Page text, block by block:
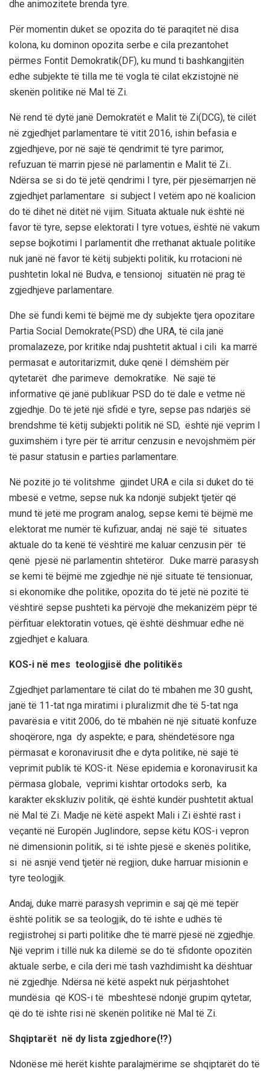
dhe animozitete brenda tyre.
Për momentin duket se opozita do të paraqitet në disa
kolona, ku dominon opozita serbe e cila prezantohet
përmes Fontit Demokratik(DF), ku mund ti bashkangjitën
edhe subjekte të tilla me të vogla të cilat ekzistojnë në
skenën politike në Mal të Zi.
Në rend të dytë janë Demokratët e Malit të Zi(DCG), të cilët
në zgjedhjet parlamentare të vitit 2016, ishin befasia e
zgjedhjeve, por në sajë të qendrimit të tyre parimor,
refuzuan të marrin pjesë në parlamentin e Malit të Zi..
Ndërsa se si do të jetë qendrimi I tyre, për pjesëmarrjen në
zgjedhjet parlamentare si subject I vetëm apo në koalicion
do të dihet në ditët në vijim. Situata aktuale nuk është në
favor të tyre, sepse elektorati I tyre votues, është në vakum
sepse bojkotimi I parlamentit dhe rrethanat aktuale politike
nuk janë në favor të këtij subjekti politik, ku rrotacioni në
pushtetin lokal në Budva, e tensionoj situatën në prag të
zgjedhjeve parlamentare.
Dhe së fundi kemi të bëjmë me dy subjekte tjera opozitare
Partia Social Demokrate(PSD) dhe URA, të cila janë
promalazeze, por kritike ndaj pushtetit aktual i cili ka marrë
permasat e autoritarizmit, duke qenë I dëmshëm për
qytetarët dhe parimeve demokratike. Në sajë të
informative që janë publikuar PSD do të dale e vetme në
zgjedhje. Do të jetë një sfidë e tyre, sepse pas ndarjës së
brendshme të këtij subjekti politik në SD, është një veprim I
guximshëm i tyre për të arritur cenzusin e nevojshmëm për
të pasur statusin e parties parlamentare.
Në pozitë jo të volitshme gjindet URA e cila si duket do të
mbesë e vetme, sepse nuk ka ndonjë subjekt tjetër që
mund të jetë me program analog, sepse kemi të bëjmë me
elektorat me numër të kufizuar, andaj në sajë të situates
aktuale do ta kenë të vështirë me kaluar cenzusin për të
qenë pjesë në parlamentin shtetëror. Duke marrë parasysh
se kemi të bëjmë me zgjedhje në një situate të tensionuar,
si ekonomike dhe politike, opozita do të jetë në pozitë të
vështirë sepse pushteti ka përvojë dhe mekanizëm pëpr të
përfituar elektoratin votues, që është dëshmuar edhe në
zgjedhjet e kaluara.
KOS-i në mes teologjisë dhe politikës
Zgjedhjet parlamentare të cilat do të mbahen me 30 gusht,
janë të 11-tat nga miratimi i pluralizmit dhe të 5-tat nga
pavarësia e vitit 2006, do të mbahën në një situatë konfuze
shoqërore, nga dy aspekte; e para, shëndetësore nga
përmasat e koronavirusit dhe e dyta politike, në sajë të
veprimit publik të KOS-it. Nëse epidemia e koronavirusit ka
përmasa globale, veprimi kishtar ortodoks serb, ka
karakter ekskluziv politik, që është kundër pushtetit aktual
në Mal të Zi. Madje në këtë aspekt Mali i Zi është rast i
veçantë në Europën Juglindore, sepse këtu KOS-i vepron
në dimensionin politik, si të ishte pjesë e skenës politike,
si në asnjë vend tjetër në regjion, duke harruar misionin e
tyre teologjik.
Andaj, duke marrë parasysh veprimin e saj që më tepër
është politik se sa teologjik, do të ishte e udhës të
regjistrohej si parti politike dhe të marrë pjesë në zgjedhje.
Një veprim i tillë nuk ka dilemë se do të sfidonte opozitën
aktuale serbe, e cila deri më tash vazhdimisht ka dështuar
në zgjedhje. Ndërsa në këtë aspekt nuk përjashtohet
mundësia që KOS-i të mbeshtesë ndonjë grupim qytetar,
që do të ishte risi në skenën politike në Mal të Zi.
Shqiptarët në dy lista zgjedhore(!?)
Ndonëse më herët kishte paralajmërime se shqiptarët do të